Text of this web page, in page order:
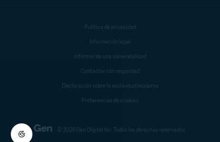
© 2026 Gen Digital Inc. Todos los derechos reservados.
Política de privacidad
Información legal
Informar de una vulnerabilidad
Contactar con seguridad
Declaración sobre la esclavitud moderna
Preferencias de cookies